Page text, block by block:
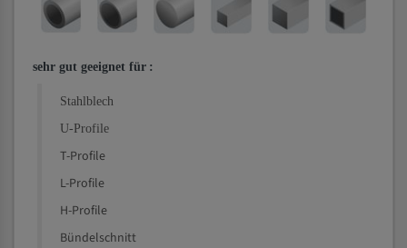
sehr gut geeignet für :
Stahlblech
U-Profile
T-Profile
L-Profile
H-Profile
Bündelschnitt